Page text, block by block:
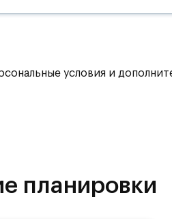
условия и
планировки